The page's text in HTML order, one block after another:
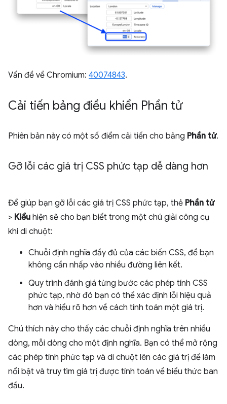
Vấn đề về Chromium: 40074843.
Cải tiến bảng điều khiển Phần tử
Phiên bản này có một số điểm cải tiến cho bảng Phần tử.
Gỡ lỗi các giá trị CSS phức tạp dễ dàng hơn
Để giúp bạn gỡ lỗi các giá trị CSS phức tạp, thẻ Phần tử
> Kiểu hiện sẽ cho bạn biết trong một chú giải công cụ
khi di chuột:
Chuỗi định nghĩa đầy đủ của các biến CSS, để bạn
không cần nhấp vào nhiều đường liên kết.
Quy trình đánh giá từng bước các phép tính CSS
phức tạp, nhờ đó bạn có thể xác định lỗi hiệu quả
hơn và hiểu rõ hơn về cách tính toán một giá trị.
Chú thích này cho thấy các chuỗi định nghĩa trên nhiều
dòng, mỗi dòng cho một định nghĩa. Bạn có thể mở rộng
các phép tính phức tạp và di chuột lên các giá trị để làm
nổi bật và truy tìm giá trị được tính toán về biểu thức ban
đầu.